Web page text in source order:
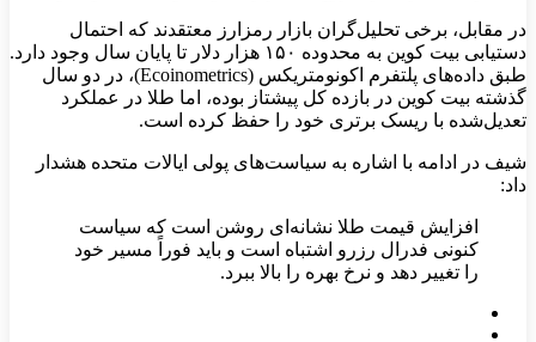
در مقابل، برخی تحلیل‌گران بازار رمزارز معتقدند که احتمال
دستیابی بیت‌ کوین به محدوده ۱۵۰ هزار دلار تا پایان سال وجود دارد.
طبق داده‌های پلتفرم اکونومتریکس (Ecoinometrics)، در دو سال
گذشته بیت‌ کوین در بازده کل پیشتاز بوده، اما طلا در عملکرد
تعدیل‌شده با ریسک برتری خود را حفظ کرده است.
شیف در ادامه با اشاره به سیاست‌های پولی ایالات متحده هشدار
داد:
افزایش قیمت طلا نشانه‌ای روشن است که سیاست
کنونی فدرال رزرو اشتباه است و باید فوراً مسیر خود
را تغییر دهد و نرخ بهره را بالا ببرد.